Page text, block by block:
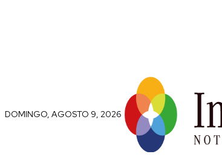
DOMINGO, AGOSTO 9, 2026